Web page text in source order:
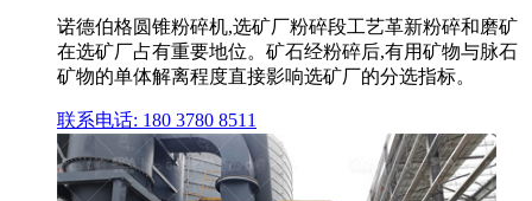
诺德伯格圆锥粉碎机,选矿厂粉碎段工艺革新粉碎和磨矿
在选矿厂占有重要地位。矿石经粉碎后,有用矿物与脉石
矿物的单体解离程度直接影响选矿厂的分选指标。
联系电话: 180 3780 8511